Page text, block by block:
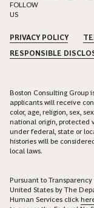
FOLLOW
US
PRIVACY POLICY
RESPONSIBLE
Boston Consulting Group
applicants will receive
color, age, religion, sex,
national origin, protected
under federal, state or
histories will be
local laws.
Pursuant to
United States by The
Human Services click